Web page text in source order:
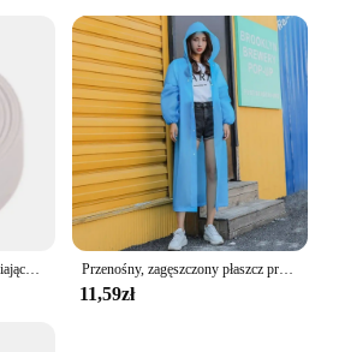
Przenośny, zagęszczony płaszcz przeciwdeszczowy Podróżna odzież przeciwdeszczowa na zewnątrz Wodoodporny damski i męski jednorazowy pokrowiec przeciwdeszczowy na kemping
11,59zł